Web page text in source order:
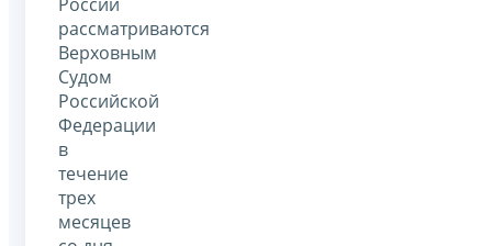
рассматриваются
Верховным
Судом
Российской
Федерации
в
течение
трех
месяцев